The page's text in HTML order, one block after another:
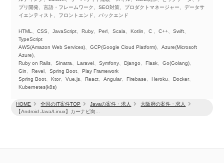
HOME 全国のIT案件TOP Javaの案件・求人
大阪府の案件・求人
【Android Java/Linux】カーナビ向...
プリ開発、言語・フレームワーク、SEO対策、プロダクトマネージャー、データサ
イエンティスト、フロントエンド、バックエンド
HTML、CSS、JavaScript、Ruby、Perl、Scala、Kotlin、C 、C++、Swift、
TypeScript
AWS(Amazon Web Services)、GCP(Google Cloud Platform)、Azure(Microsoft
Azure)、
Ruby on Rails、Sinatra、Laravel、Symfony、Django、Flask、Go(Golang)、
Gin、Revel、Spring Boot、Play Framework
Spring Boot、Ktor、Vue.js、React、Angular、Firebase、Heroku、Docker、
Kubernetes(k8s)